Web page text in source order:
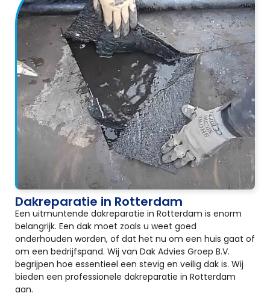
Dakreparatie in Rotterdam
Een uitmuntende dakreparatie in Rotterdam is enorm
belangrijk. Een dak moet zoals u weet goed
onderhouden worden, of dat het nu om een huis gaat of
om een bedrijfspand. Wij van Dak Advies Groep B.V.
begrijpen hoe essentieel een stevig en veilig dak is. Wij
bieden een professionele dakreparatie in Rotterdam
aan.